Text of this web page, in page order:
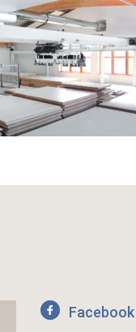
Facebook